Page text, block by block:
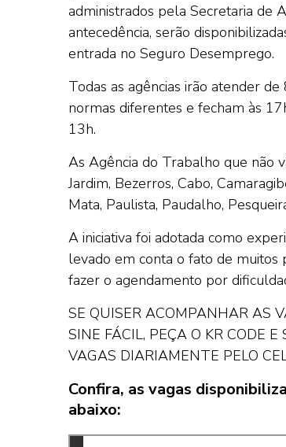
administrados pela Secretaria de
antecedência, serão
entrada no Seguro Desemprego.
Todas as agências irão atender
normas diferentes e fecham às
13h.
As Agência do Trabalho que não
Jardim, Bezerros, Cabo,
Mata, Paulista, Paudalho,
A iniciativa foi adotada como
levado em conta o fato de muitos
fazer o agendamento por
SE QUISER ACOMPANHAR AS
SINE FÁCIL, PEÇA O KR CODE
VAGAS DIARIAMENTE PELO
Confira, as vagas
abaixo: